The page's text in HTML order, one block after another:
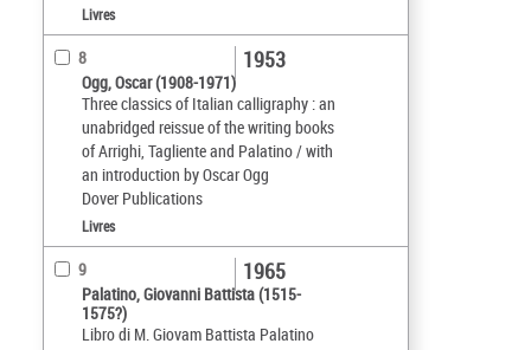
Livres
8
Ogg, Oscar (1908-1971)
Three classics of Italian calligraphy : an
unabridged reissue of the writing books
of Arrighi, Tagliente and Palatino / with
an introduction by Oscar Ogg
Dover Publications
1953
Livres
9
Palatino, Giovanni Battista (1515-
1575?)
Libro di M. Giovam Battista Palatino
1965